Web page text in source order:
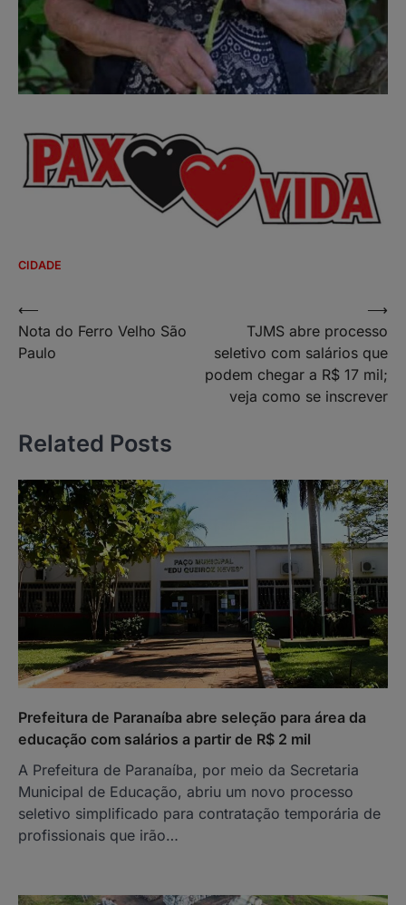
CIDADE
Navegação
de
⟵
Nota do Ferro Velho São
Paulo
TJMS abre processo
seletivo com salários que
podem chegar a R$ 17 mil;
veja como se inscrever
⟶
Related Posts
Prefeitura de Paranaíba abre seleção para área da
educação com salários a partir de R$ 2 mil
A Prefeitura de Paranaíba, por meio da Secretaria
Municipal de Educação, abriu um novo processo
seletivo simplificado para contratação temporária de
profissionais que irão…